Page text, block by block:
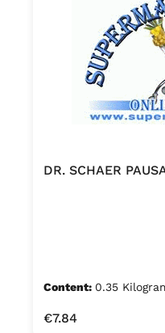
DR. SCHAER
Content: 0.35
Regular price:
€7.84